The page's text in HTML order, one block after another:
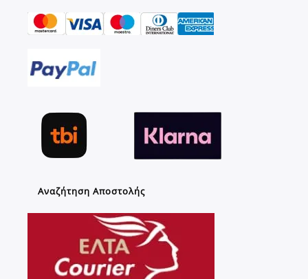
Αναζήτηση Αποστολής